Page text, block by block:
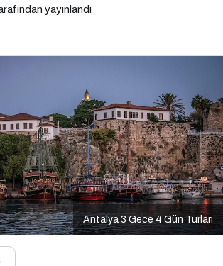
yayınlandı
Antalya 3 Gece 4 Gün Turları